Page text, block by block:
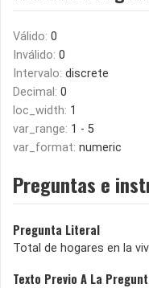
Válido: 0
Inválido: 0
Intervalo: discrete
Decimal: 0
loc_width: 1
var_range: 1 - 5
var_format: numeric
Preguntas e
Pregunta Literal
Total de hogares en la
Texto Previo A La